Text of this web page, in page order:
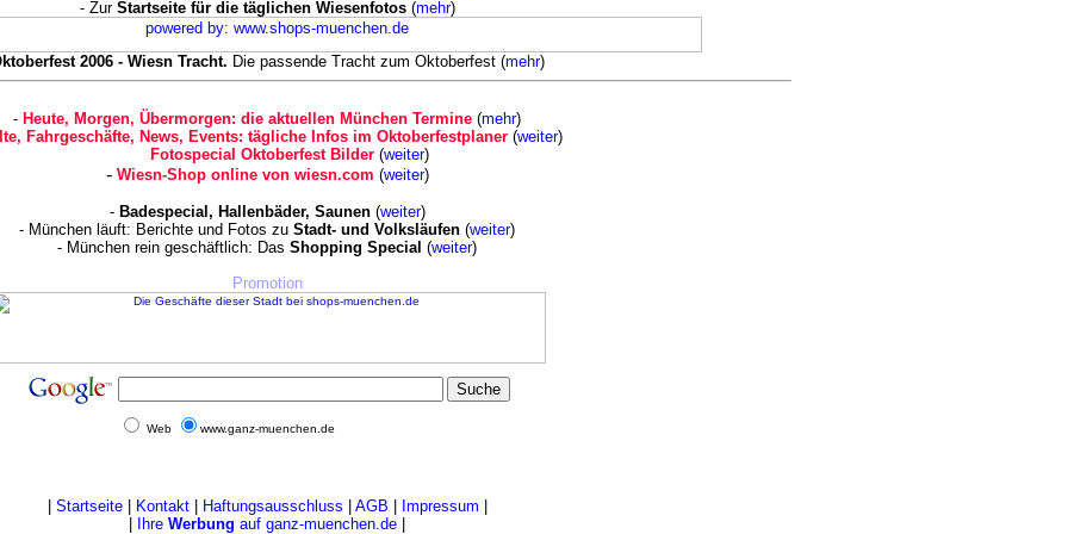
- Zur Startseite für die täglichen Wiesenfotos(mehr)
2006 - Wiesn Tracht. Die passende Tracht zum Oktoberfest (mehr)
- Heute, Morgen, Übermorgen: die aktuellen München Termine (mehr)
Fahrgeschäfte, News, Events: tägliche Infos im Oktoberfestplaner (weiter)
Fotospecial Oktoberfest Bilder (weiter)
- Wiesn-Shop online von wiesn.com (weiter)
- Badespecial, Hallenbäder, Saunen(weiter)
- München läuft: Berichte und Fotos zu Stadt- und Volksläufen (weiter)
- München rein geschäftlich: Das Shopping Special (weiter)
Promotion
Web www.ganz-muenchen.de
Startseite| Kontakt| Haftungsausschluss AGB Impressum
Ihre Werbung auf ganz-muenchen.de